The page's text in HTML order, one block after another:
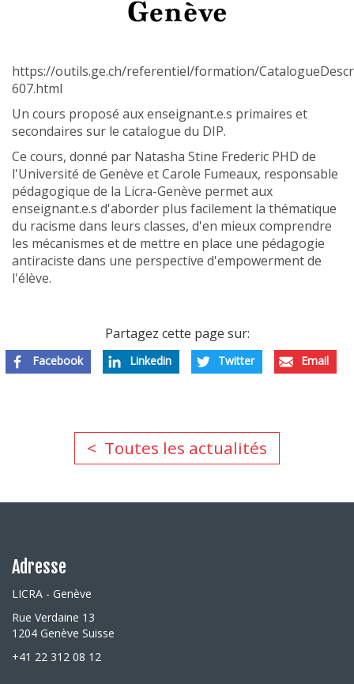
https://outils.ge.ch/referentiel/formation/
607.html
Un cours proposé aux enseignant.e.s primaires et
secondaires sur le catalogue du DIP.
Ce cours, donné par Natasha Stine Frederic PHD de
l'Université de Genève et Carole Fumeaux, responsable
pédagogique de la Licra-Genève permet aux
enseignant.e.s d'aborder plus facilement la thématique
du racisme dans leurs classes, d'en mieux comprendre
les mécanismes et de mettre en place une pédagogie
antiraciste dans une perspective d'empowerment de
l'élève.
Partagez cette page sur:
Facebook Linkedin Twitter Email
Toutes les actualités
Adresse
LICRA - Genève
Rue Verdaine 13
1204 Genève Suisse
+41 22 312 08 12